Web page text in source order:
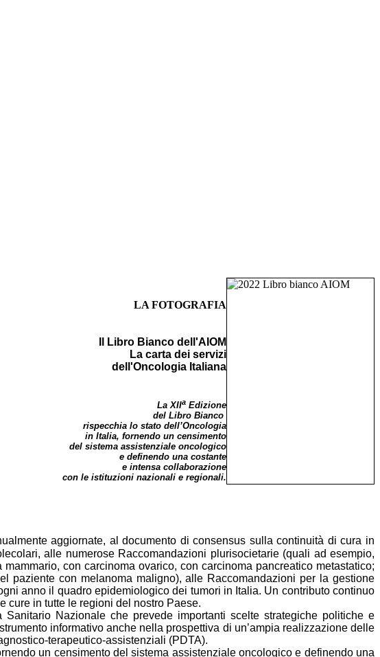
LA FOTOGRAFIA
Il Libro Bianco dell'AIOM
La carta dei servizi
dell'Oncologia Italiana
La XIIa Edizione
del Libro Bianco
rispecchia lo stato dell’Oncologia
in Italia, fornendo un censimento
del sistema assistenziale oncologico
e definendo una costante
e intensa collaborazione
con le istituzioni nazionali e regionali.
aggiornate, al documento di consensus sulla continuità di cura in
alle numerose Raccomandazioni plurisocietarie (quali ad esempio,
mammario, con carcinoma ovarico, con carcinoma pancreatico metastatico;
paziente con melanoma maligno), alle Raccomandazioni per la gestione
anno il quadro epidemiologico dei tumori in Italia. Un contributo continuo
cure in tutte le regioni del nostro Paese.
Nazionale che prevede importanti scelte strategiche politiche e
informativo anche nella prospettiva di un’ampia realizzazione delle
terapeutico-assistenziali (PDTA).
un censimento del sistema assistenziale oncologico e definendo una